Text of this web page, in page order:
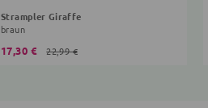
Strampler Giraffe
braun
17,30 € 22,99 €